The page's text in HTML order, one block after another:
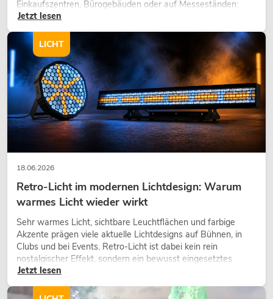
Einkaufszentren, Bürogebäuden oder auf Messeständen:
eine hochwertige Begrünung gehört heute längst zum
modernen Raumkonzept.
Jetzt lesen
18.06.2026
Retro-Licht im modernen Lichtdesign: Warum
warmes Licht wieder wirkt
Sehr warmes Licht, sichtbare Leuchtflächen und farbige
Akzente prägen viele aktuelle Lichtdesigns auf Bühnen, in
Clubs und bei Events. Retro-Licht ist dabei kein rein
nostalgischer Effekt, sondern ein bewusst eingesetztes
Gestaltungsmittel: Es schafft Atmosphäre, gibt Szenen
Charakter und kann technische LED-Setups emotionaler
wirken lassen.
Jetzt lesen
LICHT